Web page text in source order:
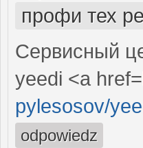
профи тех
Сервисный
yeedi <a href=
pylesosov/
odpowiedz